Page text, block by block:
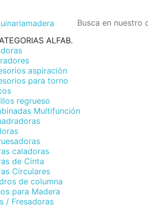
ALFAB.
aspiración
para torno
regrueso
Multifunción
caladoras
de Cinta
Circulares
de columna
para Madera
/ Fresadoras